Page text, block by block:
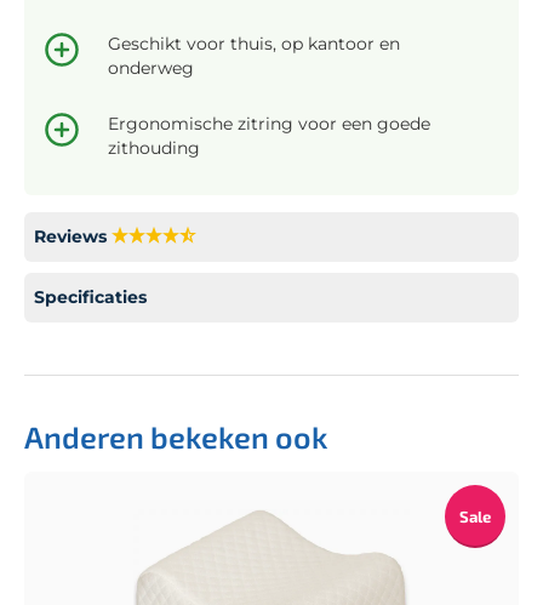
Geschikt voor thuis, op kantoor en
onderweg
Ergonomische zitring voor een goede
zithouding
Reviews
Specificaties
Anderen bekeken ook
Sale